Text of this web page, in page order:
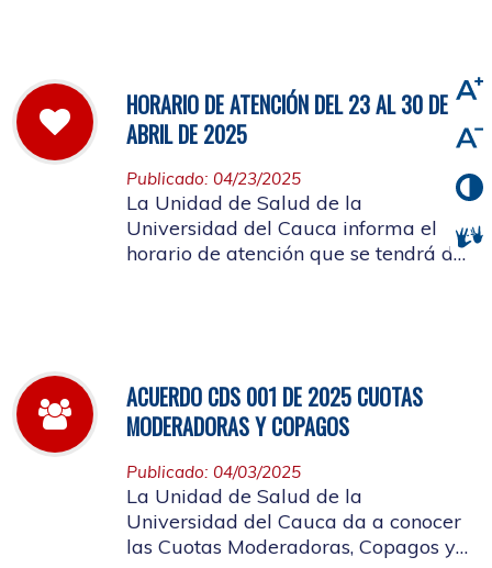
HORARIO DE ATENCIÓN DEL 23 AL 30 DE
ABRIL DE 2025
Publicado: 04/23/2025
La Unidad de Salud de la
Universidad del Cauca informa el
horario de atención que se tendrá del
ACUERDO CDS 001 DE 2025 CUOTAS
MODERADORAS Y COPAGOS
Publicado: 04/03/2025
La Unidad de Salud de la
Universidad del Cauca da a conocer
las Cuotas Moderadoras, Copagos y